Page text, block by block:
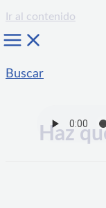
Ir al contenido
Buscar
Haz